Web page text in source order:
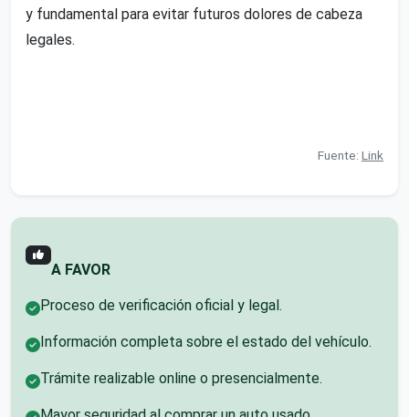
y fundamental para evitar futuros dolores de cabeza
legales.
Fuente: Link
A FAVOR
Proceso de verificación oficial y legal.
Información completa sobre el estado del vehículo.
Trámite realizable online o presencialmente.